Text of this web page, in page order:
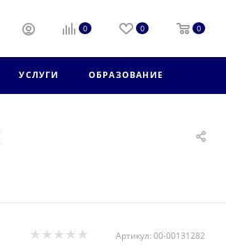
0 0 0
УСЛУГИ ОБРАЗОВАНИЕ
Артикул: 00-00131282